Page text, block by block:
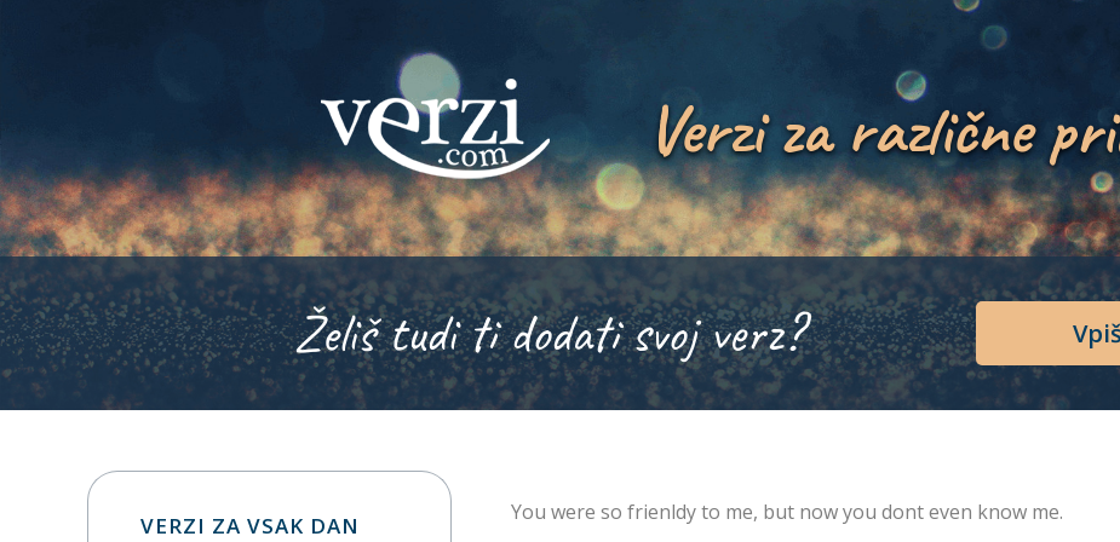
Verzi za različne
Želiš tudi ti dodati svoj verz?
You were so frienldy to me, but now you dont even know me.
VERZI ZA VSAK DAN